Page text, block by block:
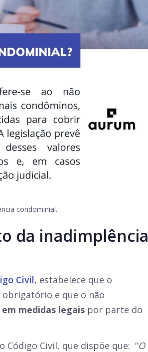
condominial.
da inadimplência
Civil, estabelece que o
obrigatório e que o não
medidas legais por parte do
Código Civil, que dispõe que: “O